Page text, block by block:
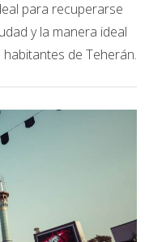
para recuperarse
y la manera ideal
de Teherán.